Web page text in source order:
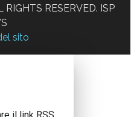
RESERVED. ISP
sito
il link RSS